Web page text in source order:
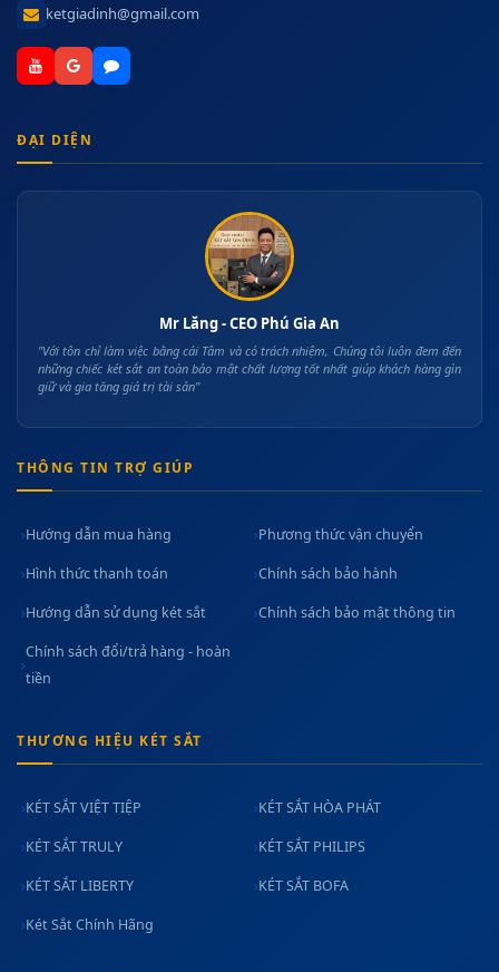
ketgiadinh@gmail.com
ĐẠI DIỆN
Mr Lăng - CEO Phú Gia An
"Với tôn chỉ làm việc bằng cái Tâm và có trách nhiệm, Chúng tôi luôn đem đến
những chiếc két sắt an toàn bảo mật chất lượng tốt nhất giúp khách hàng gìn
giữ và gia tăng giá trị tài sản"
THÔNG TIN TRỢ GIÚP
Hướng dẫn mua hàng Phương thức vận chuyển
Hình thức thanh toán Chính sách bảo hành
Hướng dẫn sử dụng két sắt Chính sách bảo mật thông tin
Chính sách đổi/trả hàng - hoàn
tiền
THƯƠNG HIỆU KÉT SẮT
KÉT SẮT VIỆT TIỆP KÉT SẮT HÒA PHÁT
KÉT SẮT TRULY KÉT SẮT PHILIPS
KÉT SẮT LIBERTY KÉT SẮT BOFA
Két Sắt Chính Hãng